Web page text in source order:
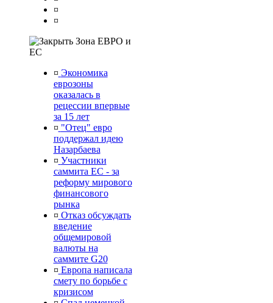
¤
¤
Зона ЕВРО и
ЕС
¤ Экономика
еврозоны
оказалась в
рецессии впервые
за 15 лет
¤ "Отец" евро
поддержал идею
Назарбаева
¤ Участники
саммита ЕС - за
реформу мирового
финансового
рынка
¤ Отказ обсуждать
введение
общемировой
валюты на
саммите G20
¤ Европа написала
смету по борьбе с
кризисом